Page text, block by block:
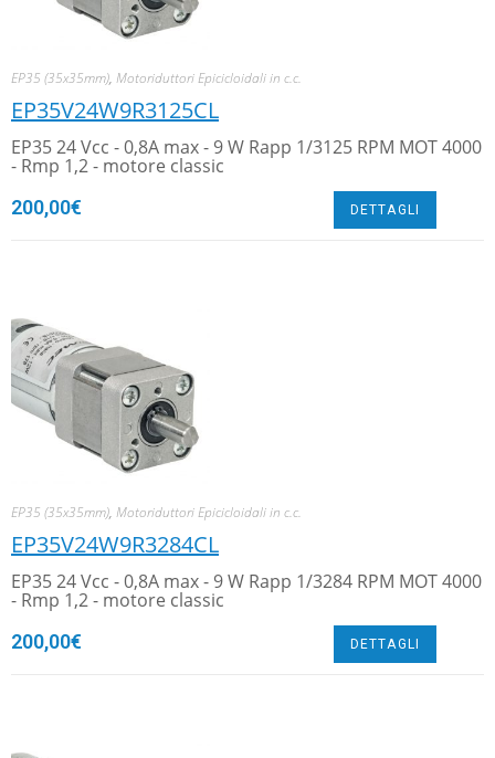
EP35 (35x35mm), Motoriduttori Epicicloidali in c.c.
EP35V24W9R3125CL
EP35 24 Vcc - 0,8A max - 9 W Rapp 1/3125 RPM MOT 4000
- Rmp 1,2 - motore classic
200,00€ DETTAGLI
EP35 (35x35mm), Motoriduttori Epicicloidali in c.c.
EP35V24W9R3284CL
EP35 24 Vcc - 0,8A max - 9 W Rapp 1/3284 RPM MOT 4000
- Rmp 1,2 - motore classic
200,00€ DETTAGLI